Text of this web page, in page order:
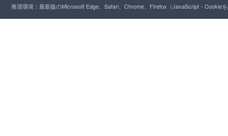
推奨環境：最新版のMicrosoft Edge、Safari、Chrome、Firefox（JavaScript・Cookie